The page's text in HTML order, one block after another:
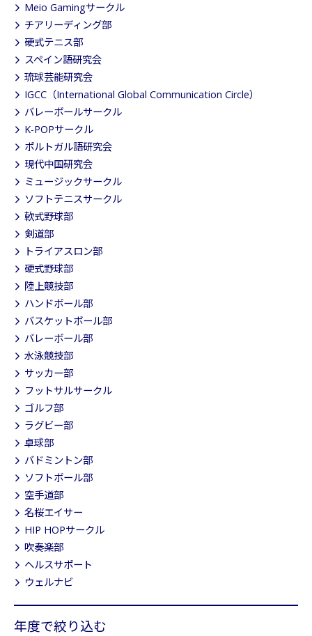
Meio Gamingサークル
チアリーディング部
硬式テニス部
スペイン語研究会
琉球芸能研究会
IGCC（International Global Communication Circle）
バレーボールサークル
K-POPサークル
ポルトガル語研究会
現代中国研究会
ミュージックサークル
ソフトテニスサークル
軟式野球部
剣道部
トライアスロン部
硬式野球部
陸上競技部
ハンドボール部
バスケットボール部
バレーボール部
水泳競技部
サッカー部
フットサルサークル
ゴルフ部
ラグビー部
卓球部
バドミントン部
ソフトボール部
空手道部
名桜エイサー
HIP HOPサークル
吹奏楽部
ヘルスサポート
ウェルナビ
年度で絞り込む